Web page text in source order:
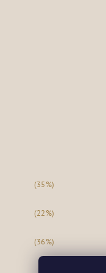
(35%)
(22%)
(36%)